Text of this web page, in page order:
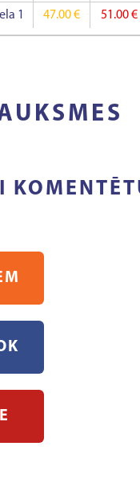
1 47.00 € 51.00 €